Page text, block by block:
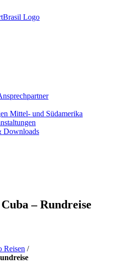
Mittel- und Südamerika
Downloads
– Rundreise
Reisen /